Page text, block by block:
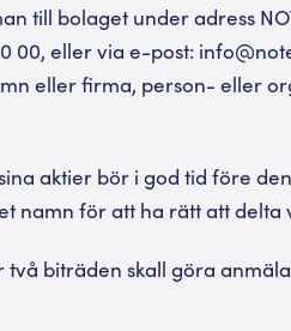
till bolaget under adress
00, eller via e-post:
eller firma, person- eller
aktier bör i god tid före
namn för att ha rätt att delta
biträden skall göra